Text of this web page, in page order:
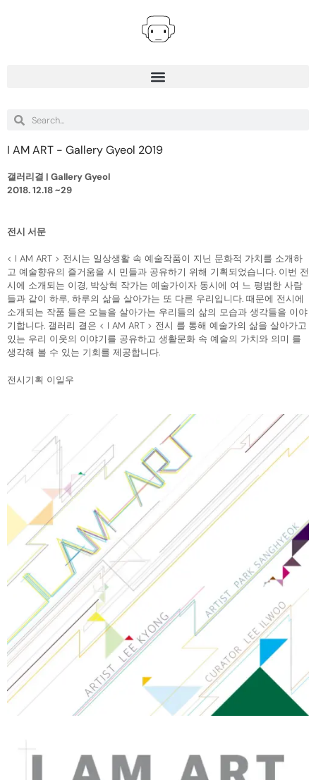
I AM ART - Gallery Gyeol 2019
갤러리결 | Gallery Gyeol
2018. 12.18 ~29
전시 서문
< I AM ART > 전시는 일상생활 속 예술작품이 지닌 문화적 가치를 소개하
고 예술향유의 즐거움을 시 민들과 공유하기 위해 기획되었습니다. 이번 전
시에 소개되는 이경, 박상혁 작가는 예술가이자 동시에 여 느 평범한 사람
들과 같이 하루, 하루의 삶을 살아가는 또 다른 우리입니다. 때문에 전시에
소개되는 작품 들은 오늘을 살아가는 우리들의 삶의 모습과 생각들을 이야
기합니다. 갤러리 결은 < I AM ART > 전시 를 통해 예술가의 삶을 살아가고
있는 우리 이웃의 이야기를 공유하고 생활문화 속 예술의 가치와 의미 를
생각해 볼 수 있는 기회를 제공합니다.
전시기획 이일우